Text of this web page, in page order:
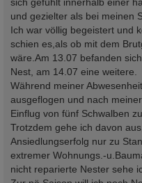
und gezielter als bei meinen
Ich war völlig begeistert und
schien es,als ob mit dem
wäre.Am 13.07 befanden
Nest, am 14.07 eine weitere.
Während meiner
ausgeflogen und nach
Einflug von fünf Schwalben
Trotzdem gehe ich davon
Ansiedlungserfolg nur zu
extremer Wohnungs.-
nicht reparierte Nester sehe